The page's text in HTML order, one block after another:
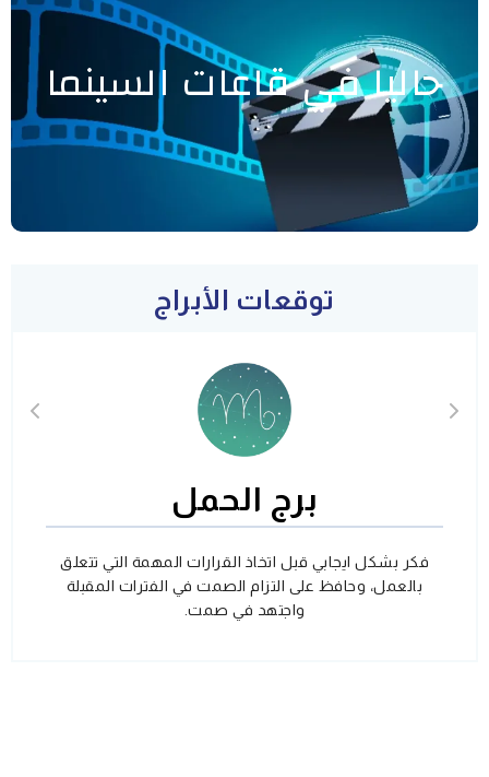
حاليا في قاعات السينما
توقعات الأبراج
برج الحمل
فكر بشكل ايجابي قبل اتخاذ القرارات المهمة التي تتعلق
بالعمل، وحافظ على التزام الصمت في الفترات المقبلة
واجتهد في صمت.